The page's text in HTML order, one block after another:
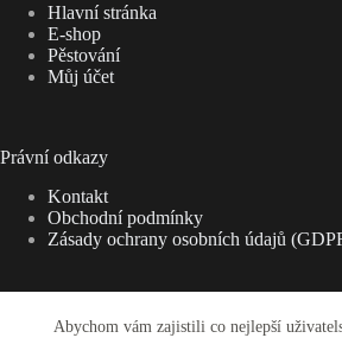
Abychom vám zajistili co nejlepší
Hlavní stránka
E-shop
Pěstování
Můj účet
Právní odkazy
Kontakt
Obchodní podmínky
Zásady ochrany osobních údajů